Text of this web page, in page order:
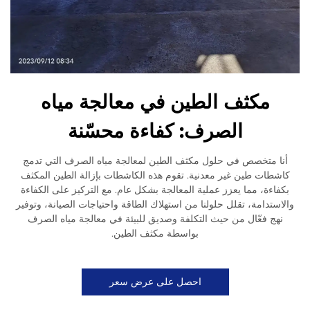
مكثف الطين في معالجة مياه
الصرف: كفاءة محسّنة
أنا متخصص في حلول مكثف الطين لمعالجة مياه الصرف التي تدمج
كاشطات طين غير معدنية. تقوم هذه الكاشطات بإزالة الطين المكثف
بكفاءة، مما يعزز عملية المعالجة بشكل عام. مع التركيز على الكفاءة
والاستدامة، تقلل حلولنا من استهلاك الطاقة واحتياجات الصيانة، وتوفير
نهج فعّال من حيث التكلفة وصديق للبيئة في معالجة مياه الصرف
بواسطة مكثف الطين.
احصل على عرض سعر